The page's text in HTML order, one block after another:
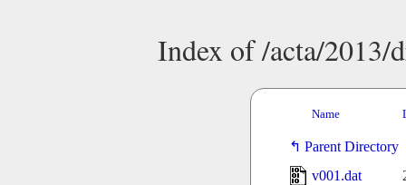
Index of /acta/
Name
Parent Directory
v001.dat